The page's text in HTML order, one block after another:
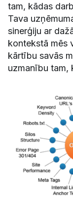
tam, kādas
Tava
sinerģiju ar
kontekstā mēs
kārtību savās
uzmanību tam,